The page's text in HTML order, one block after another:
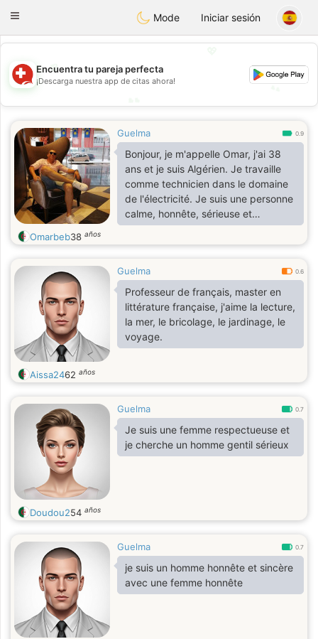
Suissi
Toggle
Mode Iniciar sesión
💖
💕
Encuentra tu pareja perfecta
¡Descarga nuestra app de citas ahora!
Guelma 0.9
Bonjour, je m'appelle Omar, j'ai 38
ans et je suis Algérien. Je travaille
comme technicien dans le domaine
de l'électricité. Je suis une personne
calme, honnête, sérieuse et
respectueuse. J'aime le travail, la
famille et une vie simple. Je
mène au mariage, afin de construire
une famille heureuse basée sur le
respect, la confiance et le soutien
mutuel.
Omarbeb38 años
Guelma 0.6
Professeur de français, master en
littérature française, j'aime la lecture,
la mer, le bricolage, le jardinage, le
voyage.
Aissa2462 años
Guelma 0.7
Je suis une femme respectueuse et
je cherche un homme gentil sérieux
Doudou254 años
Guelma 0.7
je suis un homme honnête et sincère
avec une femme honnête